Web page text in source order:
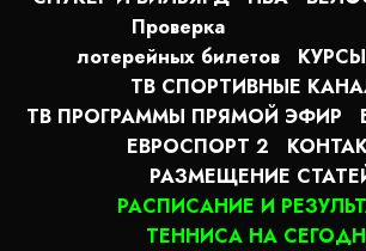
Проверка
лотерейных билетов
ТВ СПОРТИВНЫЕ
ТВ ПРОГРАММЫ ПРЯМОЙ ЭФИР
ЕВРОСПОРТ 2
РАЗМЕЩЕНИЕ
РАСПИСАНИЕ И
ТЕННИСА НА